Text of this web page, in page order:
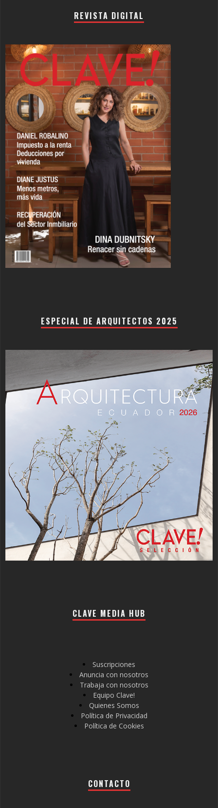
REVISTA DIGITAL
ESPECIAL DE ARQUITECTOS 2025
CLAVE MEDIA HUB
Suscripciones
Anuncia con nosotros
Trabaja con nosotros
Equipo Clave!
Quienes Somos
Política de Privacidad
Política de Cookies
CONTACTO